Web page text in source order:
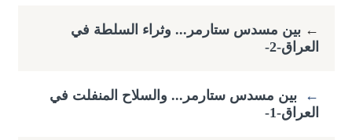
←​بين مسدس ستارمر... وثراء السلطة في
العراق-2-
←
بين مسدس ستارمر... والسلاح المنفلت في
العراق-1-